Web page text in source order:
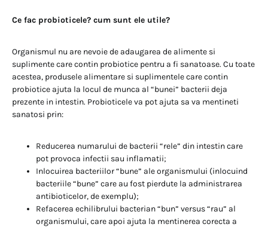
Ce fac probioticele? cum sunt ele utile?
Organismul nu are nevoie de adaugarea de alimente si
suplimente care contin probiotice pentru a fi sanatoase. Cu toate
acestea, produsele alimentare si suplimentele care contin
probiotice ajuta la locul de munca al “bunei” bacterii deja
prezente in intestin. Probioticele va pot ajuta sa va mentineti
sanatosi prin:
Reducerea numarului de bacterii “rele” din intestin care
pot provoca infectii sau inflamatii;
Inlocuirea bacteriilor “bune” ale organismului (inlocuind
bacteriile “bune” care au fost pierdute la administrarea
antibioticelor, de exemplu);
Refacerea echilibrului bacterian “bun” versus “rau” al
organismului, care apoi ajuta la mentinerea corecta a